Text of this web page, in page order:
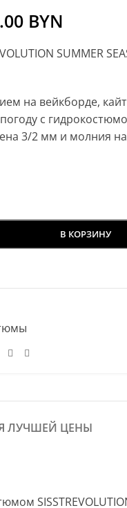
BYN
SUMMER
на вейкборде,
с
3/2 мм и молния
В КОРЗИНУ
ЛУЧШЕЙ ЦЕНЫ